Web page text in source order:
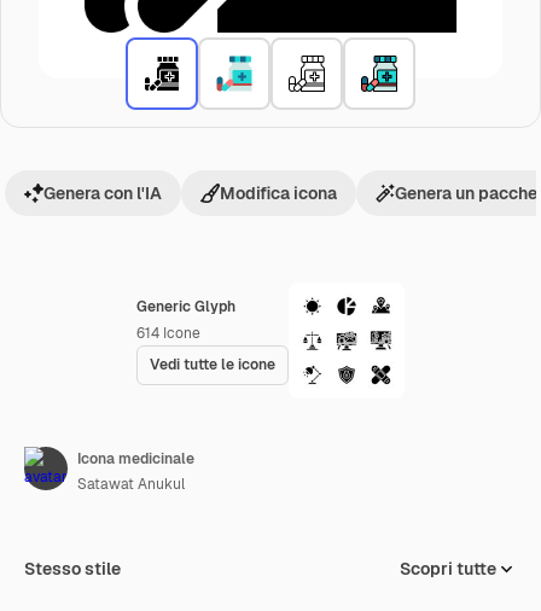
Generic Glyph
614 Icone
Vedi tutte le icone
Genera con l'IA Modifica icona Genera un
Icona medicinale
Satawat Anukul
Stesso stile Scopri tutte